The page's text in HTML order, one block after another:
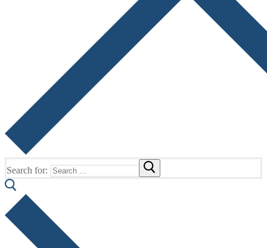
Search for: